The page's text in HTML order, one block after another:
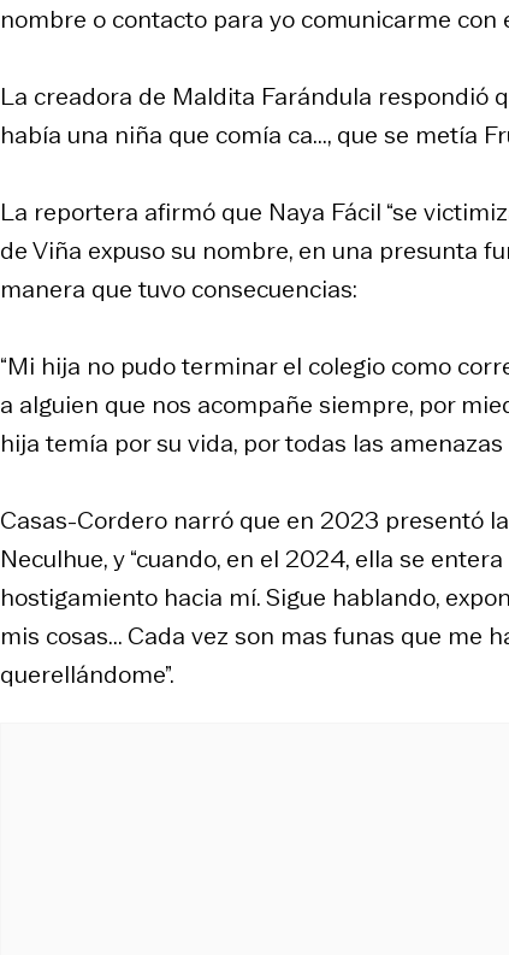
nombre o contacto para yo comunicarme con
La creadora de Maldita Farándula respondió
había una niña que comía ca..., que se metía
La reportera afirmó que Naya Fácil “se
de Viña expuso su nombre, en una presunta
manera que tuvo consecuencias:
“Mi hija no pudo terminar el colegio como
a alguien que nos acompañe siempre, por
hija temía por su vida, por todas las
Casas-Cordero narró que en 2023 presentó
Neculhue, y “cuando, en el 2024, ella se
hostigamiento hacia mí. Sigue hablando,
mis cosas... Cada vez son mas funas que me
querellándome”.